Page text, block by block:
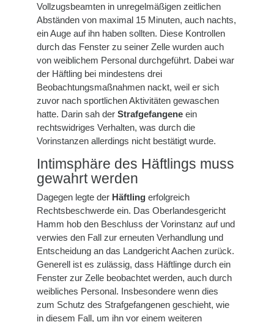
Vollzugsbeamten in unregelmäßigen zeitlichen
Abständen von maximal 15 Minuten, auch nachts,
ein Auge auf ihn haben sollten. Diese Kontrollen
durch das Fenster zu seiner Zelle wurden auch
von weiblichem Personal durchgeführt. Dabei war
der Häftling bei mindestens drei
Beobachtungsmaßnahmen nackt, weil er sich
zuvor nach sportlichen Aktivitäten gewaschen
hatte. Darin sah der Strafgefangene ein
rechtswidriges Verhalten, was durch die
Vorinstanzen allerdings nicht bestätigt wurde.
Intimsphäre des Häftlings muss
gewahrt werden
Dagegen legte der Häftling erfolgreich
Rechtsbeschwerde ein. Das Oberlandesgericht
Hamm hob den Beschluss der Vorinstanz auf und
verwies den Fall zur erneuten Verhandlung und
Entscheidung an das Landgericht Aachen zurück.
Generell ist es zulässig, dass Häftlinge durch ein
Fenster zur Zelle beobachtet werden, auch durch
weibliches Personal. Insbesondere wenn dies
zum Schutz des Strafgefangenen geschieht, wie
in diesem Fall, um ihn vor einem weiteren